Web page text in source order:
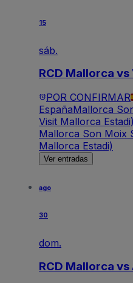
15
sáb.
RCD Mallorca
POR CONFIRMAR
EspañaMallorca
Visit Mallorca Estadi)
Mallorca Son Moix
Mallorca Estadi)
Ver entradas
ago
30
dom.
RCD Mallorca vs